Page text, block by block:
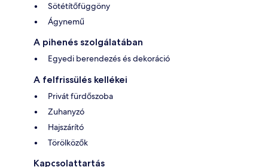
Sötétítőfüggöny
Ágynemű
A pihenés szolgálatában
Egyedi berendezés és dekoráció
A felfrissülés kellékei
Privát fürdőszoba
Zuhanyzó
Hajszárító
Törölközők
Kapcsolattartás